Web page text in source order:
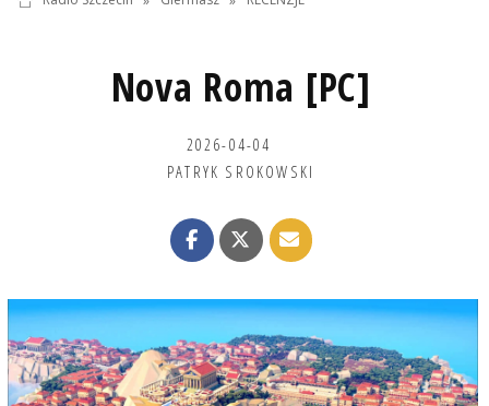
Nova Roma [PC]
2026-04-04
PATRYK SROKOWSKI